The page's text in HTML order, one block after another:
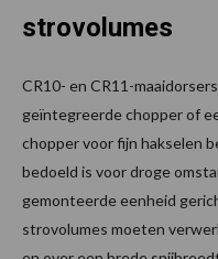
strovolumes
CR10- en CR11-
geïntegreerde chopper of
chopper voor fijn hakselen
bedoeld is voor droge
gemonteerde eenheid
strovolumes moeten